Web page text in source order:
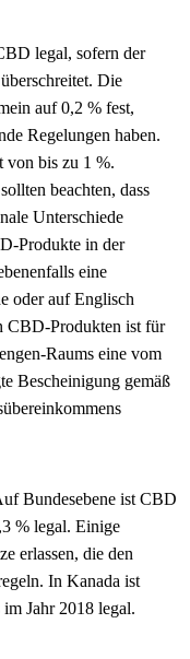
legal, sofern der
Die
auf 0,2 % fest,
Regelungen haben.
von bis zu 1 %.
beachten, dass
Unterschiede
Produkte in der
eine
oder auf Englisch
CBD-Produkten ist für
Raums eine vom
Bescheinigung gemäß
Bundesebene ist CBD
% legal. Einige
erlassen, die den
In Kanada ist
Jahr 2018 legal.